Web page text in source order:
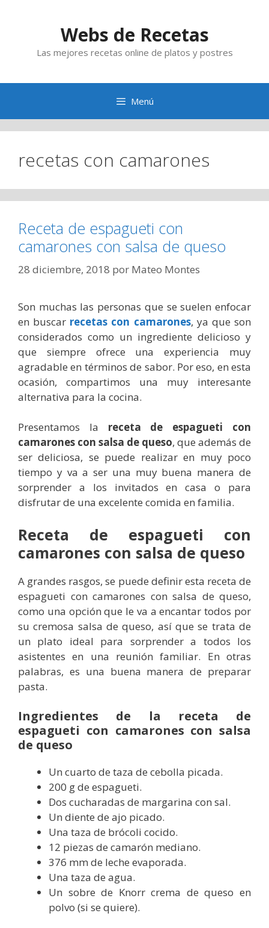
Webs de Recetas
Las mejores recetas online de platos y postres
Menú
recetas con camarones
Receta de espagueti con
camarones con salsa de queso
28 diciembre, 2018 por Mateo Montes
Son muchas las personas que se suelen enfocar
en buscar recetas con camarones, ya que son
considerados como un ingrediente delicioso y
que siempre ofrece una experiencia muy
agradable en términos de sabor. Por eso, en esta
ocasión, compartimos una muy interesante
alternativa para la cocina.
Presentamos la receta de espagueti con
camarones con salsa de queso, que además de
ser deliciosa, se puede realizar en muy poco
tiempo y va a ser una muy buena manera de
sorprender a los invitados en casa o para
disfrutar de una excelente comida en familia.
Receta de espagueti con
camarones con salsa de queso
A grandes rasgos, se puede definir esta receta de
espagueti con camarones con salsa de queso,
como una opción que le va a encantar todos por
su cremosa salsa de queso, así que se trata de
un plato ideal para sorprender a todos los
asistentes en una reunión familiar. En otras
palabras, es una buena manera de preparar
pasta.
Ingredientes de la receta de
espagueti con camarones con salsa
de queso
Un cuarto de taza de cebolla picada.
200 g de espagueti.
Dos cucharadas de margarina con sal.
Un diente de ajo picado.
Una taza de brócoli cocido.
12 piezas de camarón mediano.
376 mm de leche evaporada.
Una taza de agua.
Un sobre de Knorr crema de queso en
polvo (si se quiere).